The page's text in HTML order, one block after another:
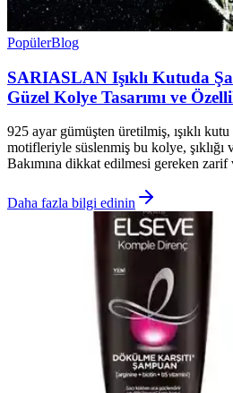
PopülerBlog
SARIASLAN Işıklı Kutuda
Güzel Kolye Tasarımı ve
925 ayar gümüşten üretilmiş, ışıklı
motifleriyle süslenmiş bu kolye, şıklığı
Bakımına dikkat edilmesi gereken zarif
Daha fazla bilgi edinin